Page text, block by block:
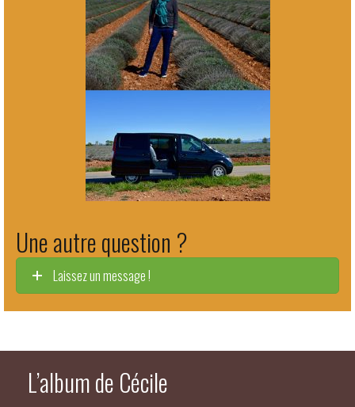
Une autre question ?
Laissez un message !
L’album de Cécile